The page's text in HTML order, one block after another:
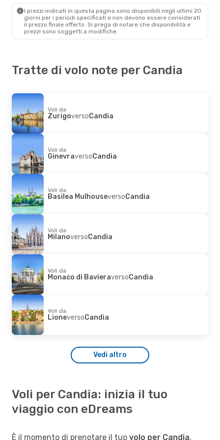
I prezzi indicati in questa pagina sono disponibili negli ultimi 20
giorni per i periodi specificati e non devono essere considerati
il ​​prezzo finale offerto. Si prega di notare che disponibilità e
prezzi sono soggetti a modifiche.
Tratte di volo note per Candia
Voli da
ZurigoversoCandia
Voli da
GinevraversoCandia
Voli da
Basilea MulhouseversoCandia
Voli da
MilanoversoCandia
Voli da
Monaco di BavieraversoCandia
Voli da
LioneversoCandia
Vedi altro
Voli per Candia: inizia il tuo
viaggio con eDreams
È il momento di prenotare il tuo volo per Candia.